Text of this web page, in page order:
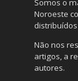
Somos o
Noroeste
Não nos
artigos, a
autores.